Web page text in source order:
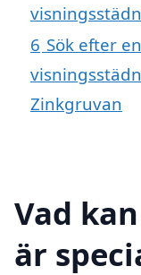
6 Sök efter
Zinkgruvan
Vad
är